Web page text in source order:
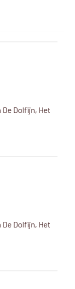
Dolfijn, Het
Dolfijn, Het